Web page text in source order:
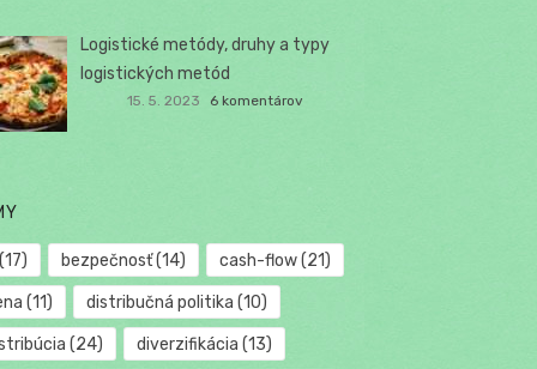
Logistické metódy, druhy a typy
logistických metód
15. 5. 2023 6 komentárov
bezpečnosť(14) cash-flow(21)
(11) distribučná politika (10)
(24) diverzifikácia (13)